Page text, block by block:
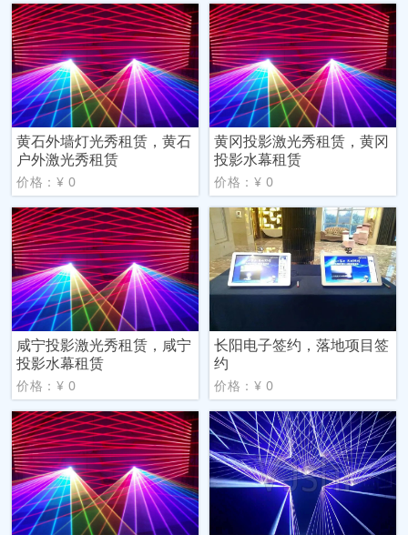
黄石外墙灯光秀租赁，黄石
户外激光秀租赁
价格：¥ 0
黄冈投影激光秀租赁，黄冈
投影水幕租赁
价格：¥ 0
咸宁投影激光秀租赁，咸宁
投影水幕租赁
价格：¥ 0
长阳电子签约，落地项目签
约
价格：¥ 0